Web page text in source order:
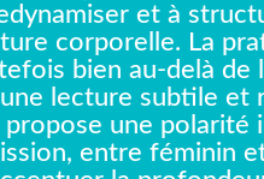
et à
corporelle. La
bien au-delà de
lecture subtile et
une polarité
entre féminin